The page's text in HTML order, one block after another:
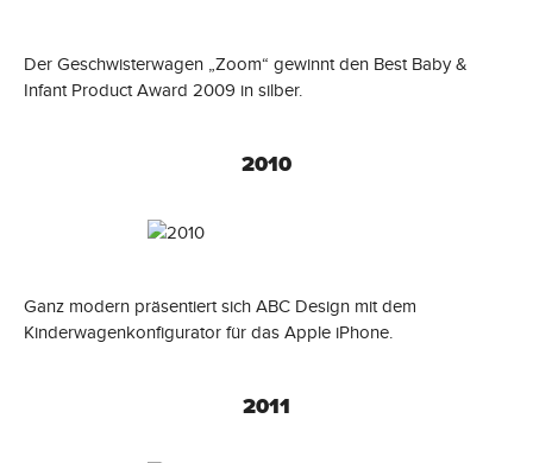
Der Geschwisterwagen „Zoom“ gewinnt den Best Baby &
Infant Product Award 2009 in silber.
2010
Ganz modern präsentiert sich ABC Design mit dem
Kinderwagenkonfigurator für das Apple iPhone.
2011